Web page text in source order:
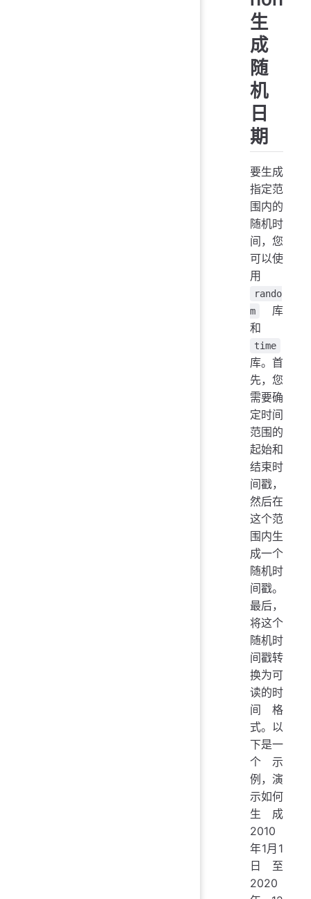
生
成
随
机
日
期
要生成
指定范
围内的
随机时
间，您
可以使
用
rando
m
库
和
time
库。首
先，您
需要确
定时间
范围的
起始和
结束时
间戳，
然后在
这个范
围内生
成一个
随机时
间戳。
最后，
将这个
随机时
间戳转
换为可
读的时
间格
式。以
下是一
个示
例，演
示如何
生成
2010
年1月1
日至
2020